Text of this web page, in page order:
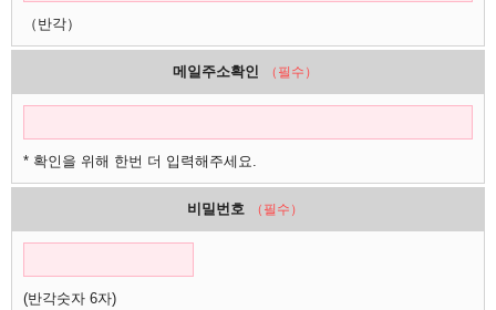
（반각）
메일주소확인 （필수）
* 확인을 위해 한번 더 입력해주세요.
비밀번호 （필수）
(반각숫자 6자)